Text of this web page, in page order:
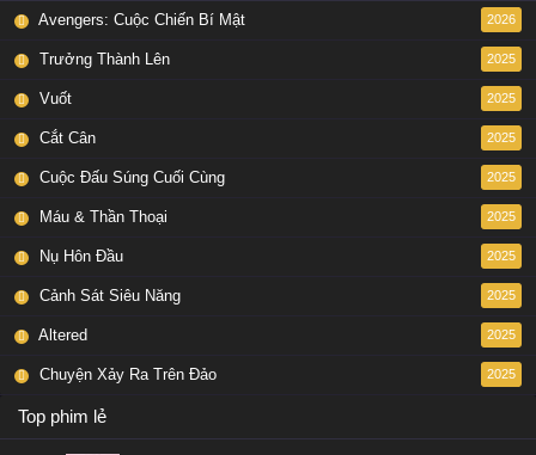
Avengers: Cuộc Chiến Bí Mật 2026
Trưởng Thành Lên 2025
Vuốt 2025
Cắt Cân 2025
Cuộc Đấu Súng Cuối Cùng 2025
Máu & Thần Thoại 2025
Nụ Hôn Đầu 2025
Cảnh Sát Siêu Năng 2025
Altered 2025
Chuyện Xảy Ra Trên Đảo 2025
Top phim lẻ